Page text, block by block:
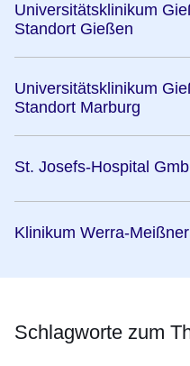
Universitätsklinikum
Standort Gießen
Universitätsklinikum
Standort Marburg
St. Josefs-Hospital
Klinikum Werra-
Schlagworte zum